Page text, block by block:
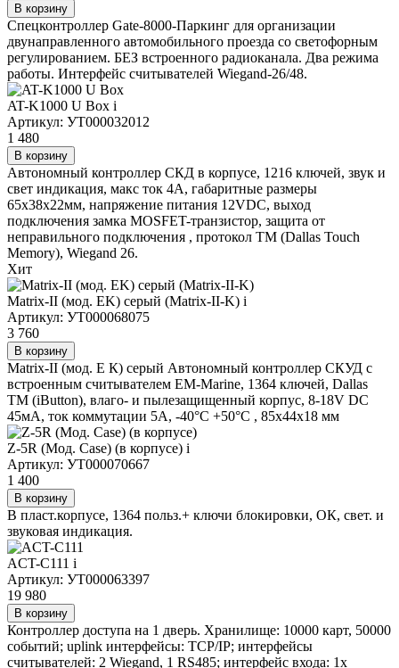
В корзину
Спецконтроллер Gate-8000-Паркинг для организации
двунаправленного автомобильного проезда со светофорным
регулированием. БЕЗ встроенного радиоканала. Два режима
работы. Интерфейс считывателей Wiegand-26/48.
AT-K1000 U Box i
Артикул: УТ000032012
1 480
В корзину
Автономный контроллер СКД в корпусе, 1216 ключей, звук и
свет индикация, макс ток 4А, габаритные размеры
65x38x22мм, напряжение питания 12VDC, выход
подключения замка MOSFET-транзистор, защита от
неправильного подключения , протокол TM (Dallas Touch
Memory), Wiegand 26.
Хит
Matrix-II (мод. EK) серый (Matrix-II-K) i
Артикул: УТ000068075
3 760
В корзину
Matrix-II (мод. E К) серый Автономный контроллер СКУД с
встроенным считывателем EM-Marine, 1364 ключей, Dallas
TM (iButton), влаго- и пылезащищенный корпус, 8-18V DC
45мА, ток коммутации 5А, -40°С +50°С , 85х44х18 мм
Z-5R (Мод. Case) (в корпусе) i
Артикул: УТ000070667
1 400
В корзину
В пласт.корпусе, 1364 польз.+ ключи блокировки, ОК, свет. и
звуковая индикация.
ACT-C111 i
Артикул: УТ000063397
19 980
В корзину
Контроллер доступа на 1 дверь. Хранилище: 10000 карт, 50000
событий; uplink интерфейсы: TCP/IP; интерфейсы
считывателей: 2 Wiegand, 1 RS485; интерфейс входа: 1х